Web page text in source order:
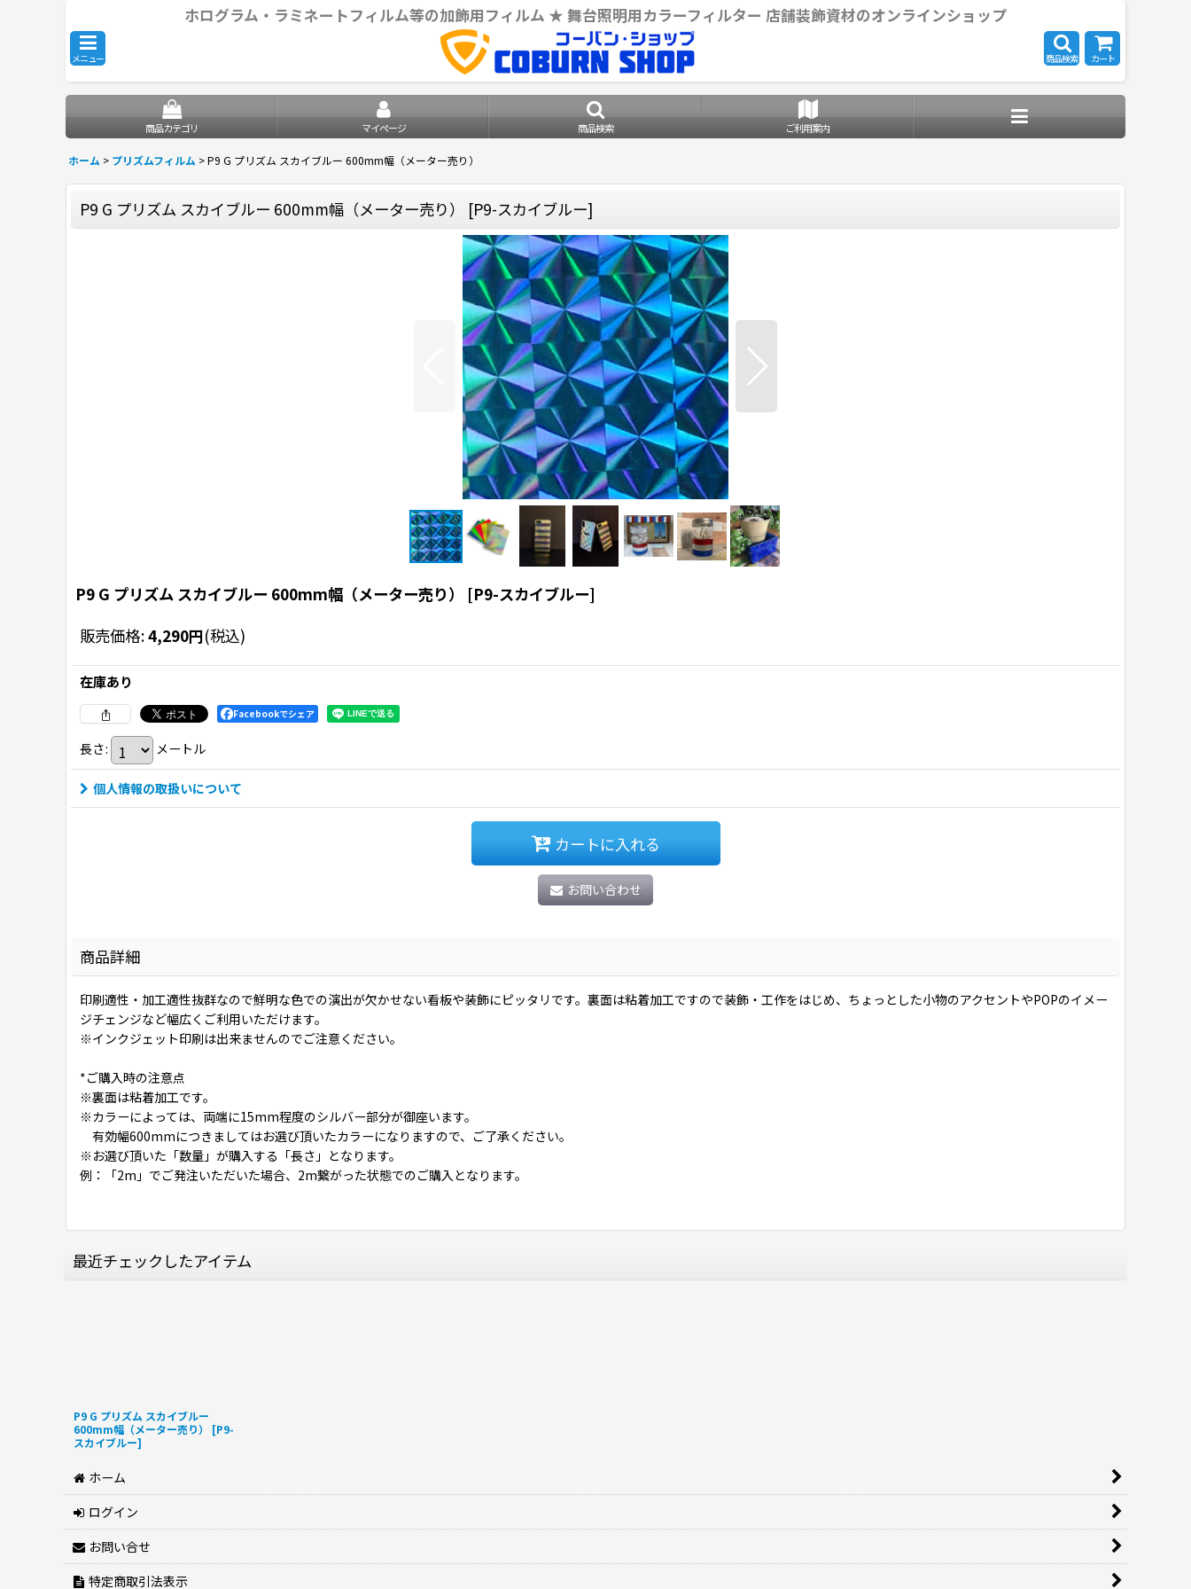
ホログラム・ラミネートフィルム等の加飾用フィルム ★ 舞台照明用カラーフィルター 店舗装飾資材のオンラインショップ
メニュー 商品検索 カート
商品カテゴリ マイページ 商品検索 ご利用案内
ホーム > プリズムフィルム >P9 G プリズム スカイブルー 600mm幅（メーター売り）
P9 G プリズム スカイブルー 600mm幅（メーター売り） [P9-スカイブルー]
P9 G プリズム スカイブルー 600mm幅（メーター売り） [P9-スカイブルー]
販売価格:4,290円(税込)
在庫あり
Facebookでシェア
長さ: メートル
個人情報の取扱いについて
カートに入れる
お問い合わせ
商品詳細
印刷適性・加工適性抜群なので鮮明な色での演出が欠かせない看板や装飾にピッタリです。裏面は粘着加工ですので装飾・工作をはじめ、ちょっとした小物のアクセントやPOPのイメー
ジチェンジなど幅広くご利用いただけます。
※インクジェット印刷は出来ませんのでご注意ください。
*ご購入時の注意点
※裏面は粘着加工です。
※カラーによっては、両端に15mm程度のシルバー部分が御座います。
有効幅600mmにつきましてはお選び頂いたカラーになりますので、ご了承ください。
※お選び頂いた「数量」が購入する「長さ」となります。
例：「2m」でご発注いただいた場合、2m繋がった状態でのご購入となります。
最近チェックしたアイテム
P9 G プリズム スカイブルー
600mm幅（メーター売り）
[P9-
スカイブルー]
ホーム
ログイン
お問い合せ
特定商取引法表示